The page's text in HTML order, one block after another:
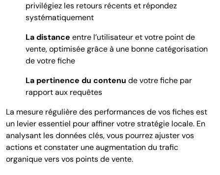
privilégiez les retours récents et répondez
systématiquement
La distance entre l’utilisateur et votre point de
vente, optimisée grâce à une bonne catégorisation
de votre fiche
La pertinence du contenu de votre fiche par
rapport aux requêtes
La mesure régulière des performances de vos fiches est
un levier essentiel pour affiner votre stratégie locale. En
analysant les données clés, vous pourrez ajuster vos
actions et constater une augmentation du trafic
organique vers vos points de vente.